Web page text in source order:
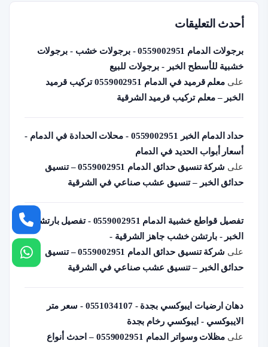
أحدث التعليقات
برجولات الدمام 0559002951 - برجولات خشب - برجولات
خشبية للأسطح الخبر - برجولات للبيع
على
معلم قرميد في الدمام 0559002951 تركيب قرميد
الخبر – معلم تركيب قرميد الشرقية
حداد الدمام الخبر 0559002951 - محلات الحدادة في الدمام -
أسعار أبواب الحديد في الدمام
على
شركة تنسيق حدائق الدمام 0559002951 – تنسيق
حدائق الخبر – تنسيق عشب صناعي في الشرقية
تفصيل قواطع خشبية الدمام 0559002951 - تفصيل بارتشن
الخبر - بارتشن خشب جاهز الشرقية -
على
شركة تنسيق حدائق الدمام 0559002951 – تنسيق
حدائق الخبر – تنسيق عشب صناعي في الشرقية
دهان ارضيات ايبوكسي بجدة - 0551034107 - سعر متر
الايبوكسي - ايبوكسي رخام بجدة
على
مظلات وسواتر الدمام 0559002951 – احدث أنواع